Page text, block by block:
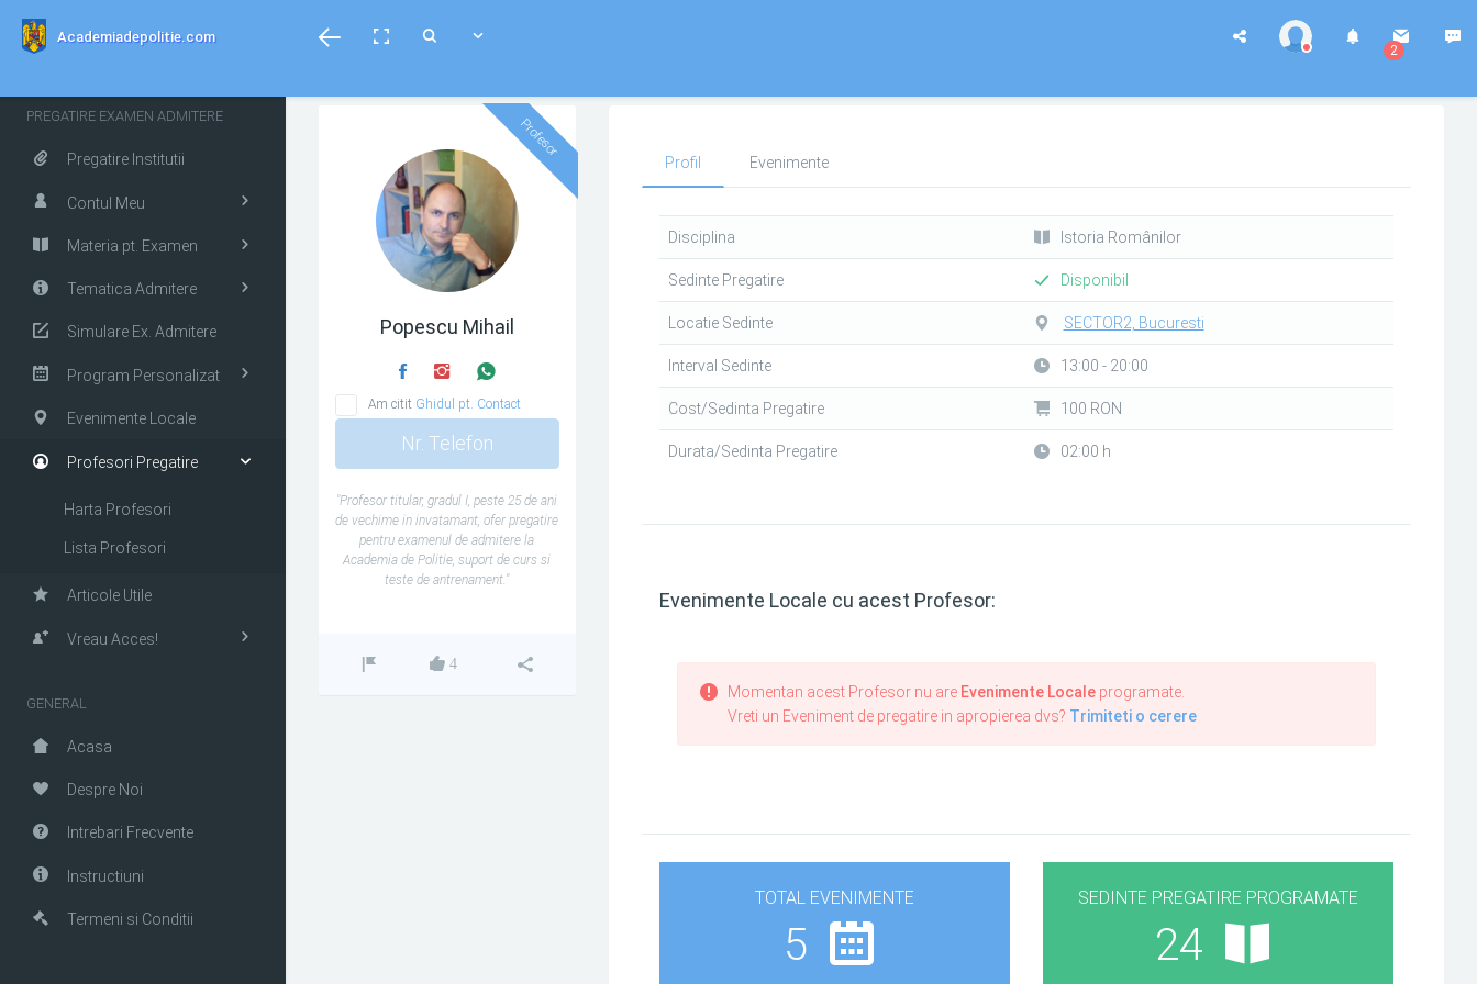
Academiadepolitie.com Toggle
Toggle
Toggle
2
PREGATIRE EXAMEN ADMITERE
Pregatire Institutii
Contul Meu
Materia pt. Examen
Tematica Admitere
Simulare Ex. Admitere
Program Personalizat
Evenimente Locale
Profesori Pregatire
Harta Profesori
Lista Profesori
Articole Utile
Vreau Acces!
GENERAL
Acasa
Despre Noi
Intrebari Frecvente
Instructiuni
Termeni si Conditii
Profesor
Popescu Mihail
Am citit Ghidul pt. Contact
Nr. Telefon
"Profesor titular, gradul I, peste 25 de ani
de vechime in invatamant, ofer pregatire
pentru examenul de admitere la
Academia de Politie, suport de curs si
teste de antrenament."
4
Profil Evenimente
Disciplina Istoria Românilor
Sedinte Pregatire Disponibil
Locatie Sedinte SECTOR2, Bucuresti
Interval Sedinte 13:00 - 20:00
Cost/Sedinta Pregatire 100 RON
Durata/Sedinta Pregatire 02:00 h
Evenimente Locale cu acest Profesor:
Momentan acest Profesor nu are Evenimente Localeprogramate.
Vreti un Eveniment de pregatire in apropierea dvs? Trimiteti o cerere
TOTAL EVENIMENTE
5
SEDINTE PREGATIRE PROGRAMATE
24